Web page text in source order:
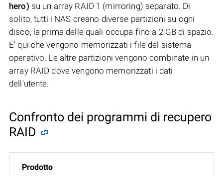
hero) su un array RAID 1 (mirroring) separato. Di
solito, tutti i NAS creano diverse partizioni su ogni
disco, la prima delle quali occupa fino a 2 GB di spazio.
E’ qui che vengono memorizzati i file del sistema
operativo. Le altre partizioni vengono combinate in un
array RAID dove vengono memorizzati i dati
dell'utente.
Confronto dei programmi di recupero
RAID